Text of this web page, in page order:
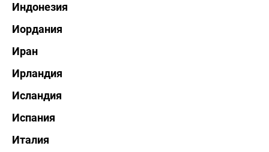
Индонезия
Иордания
Иран
Ирландия
Исландия
Испания
Италия